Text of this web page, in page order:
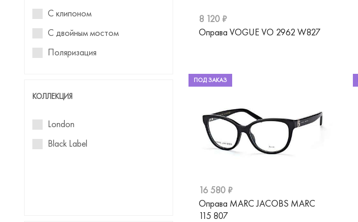
Guess by Marciano
Hickmann
Hugo
Liu Jo
Marc Jacobs
С клипоном
С двойным мостом
Поляризация
Для овального лица
Для треугольного лица
КОЛЛЕКЦИЯ
London
Black Label
8 120 ₽
Оправа VOGUE VO 2962 W827
ПОД ЗАКАЗ
16 580 ₽
Оправа MARC JACOBS MARC
115 807